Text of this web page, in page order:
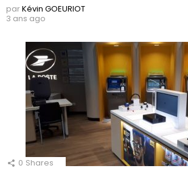
parKévin GOEURIOT
3 ans ago
0 Shares